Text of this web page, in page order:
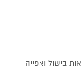
בישול ואפייה